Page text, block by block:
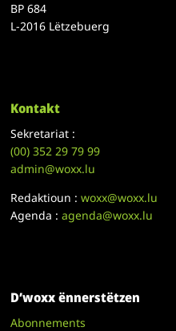
BP 684
L-2016 Lëtzebuerg
Kontakt
Sekretariat :
(00)352 29 79 99
admin@woxx.lu
Redaktioun :woxx@woxx.lu
Agenda :agenda@woxx.lu
D’woxx ënnerstëtzen
Abonnements